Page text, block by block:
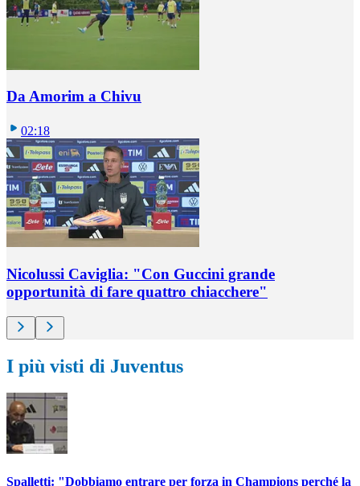
Da Amorim a Chivu
02:18
Nicolussi Caviglia: "Con Guccini grande
opportunità di fare quattro chiacchere"
I più visti di Juventus
Spalletti: "Dobbiamo entrare per forza in Champions perché la